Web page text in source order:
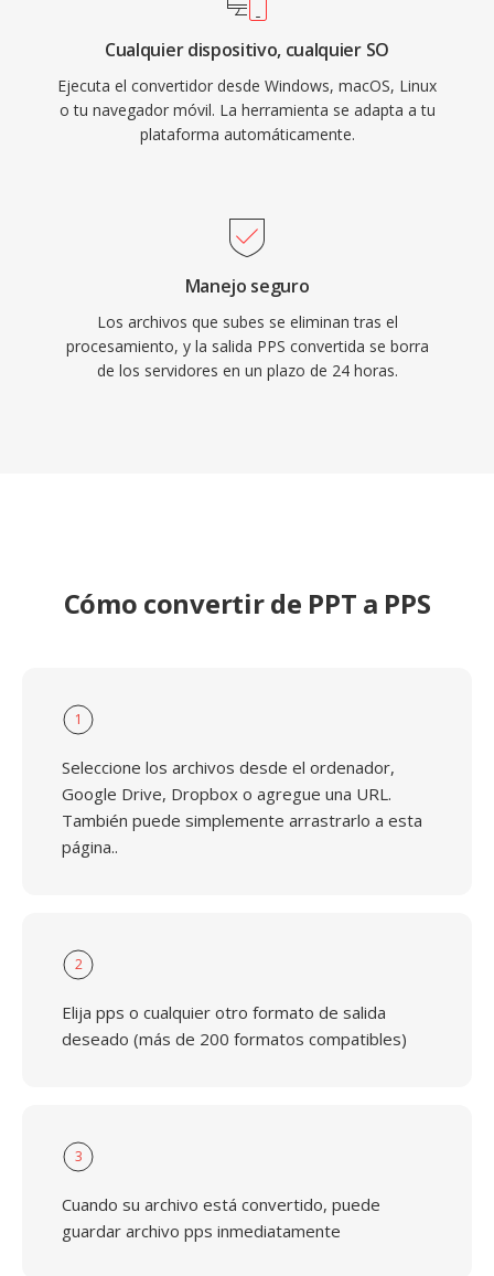
Cualquier dispositivo, cualquier SO
Ejecuta el convertidor desde Windows, macOS, Linux
o tu navegador móvil. La herramienta se adapta a tu
plataforma automáticamente.
Manejo seguro
Los archivos que subes se eliminan tras el
procesamiento, y la salida PPS convertida se borra
de los servidores en un plazo de 24 horas.
Cómo convertir de PPT a PPS
1
Seleccione los archivos desde el ordenador,
Google Drive, Dropbox o agregue una URL.
También puede simplemente arrastrarlo a esta
página..
2
Elija pps o cualquier otro formato de salida
deseado (más de 200 formatos compatibles)
3
Cuando su archivo está convertido, puede
guardar archivo pps inmediatamente